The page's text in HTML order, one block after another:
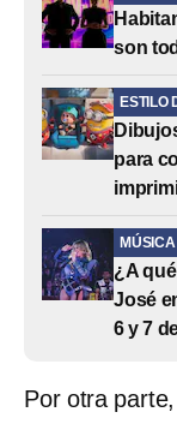
son
ESTILO
para
MÚSICA
¿A
José
6 y 7
Por otra